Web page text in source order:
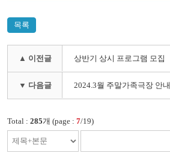
목록
▲ 이전글 상반기 상시 프로그램 모집
▼ 다음글 2024.3월 주말가족극장 안내
Total : 285개 (page : 7/19)